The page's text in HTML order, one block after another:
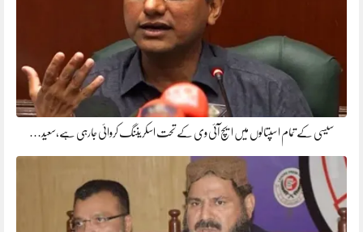
سیسی کے تمام اسپتالوں میں ایچ آئی وی کے تحت اسکریننگ کروائی جارہی ہے،سعید…